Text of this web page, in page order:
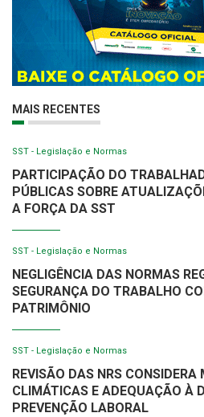
MAIS RECENTES
SST - Legislação e Normas
PARTICIPAÇÃO DO
PÚBLICAS SOBRE
A FORÇA DA SST
SST - Legislação e Normas
NEGLIGÊNCIA DAS NORMAS
SEGURANÇA DO TRABALHO
PATRIMÔNIO
SST - Legislação e Normas
REVISÃO DAS NRS
CLIMÁTICAS E ADEQUAÇÃO À
PREVENÇÃO LABORAL